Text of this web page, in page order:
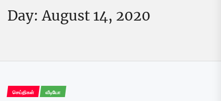
Day:August 14, 2020
செய்திகள் வீடியோ